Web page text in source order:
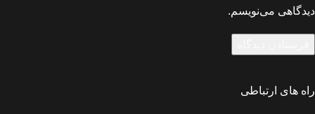
دیدگاهی می‌نویسم.
راه های ارتباطی